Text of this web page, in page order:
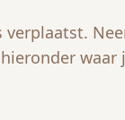
verplaatst.
waar